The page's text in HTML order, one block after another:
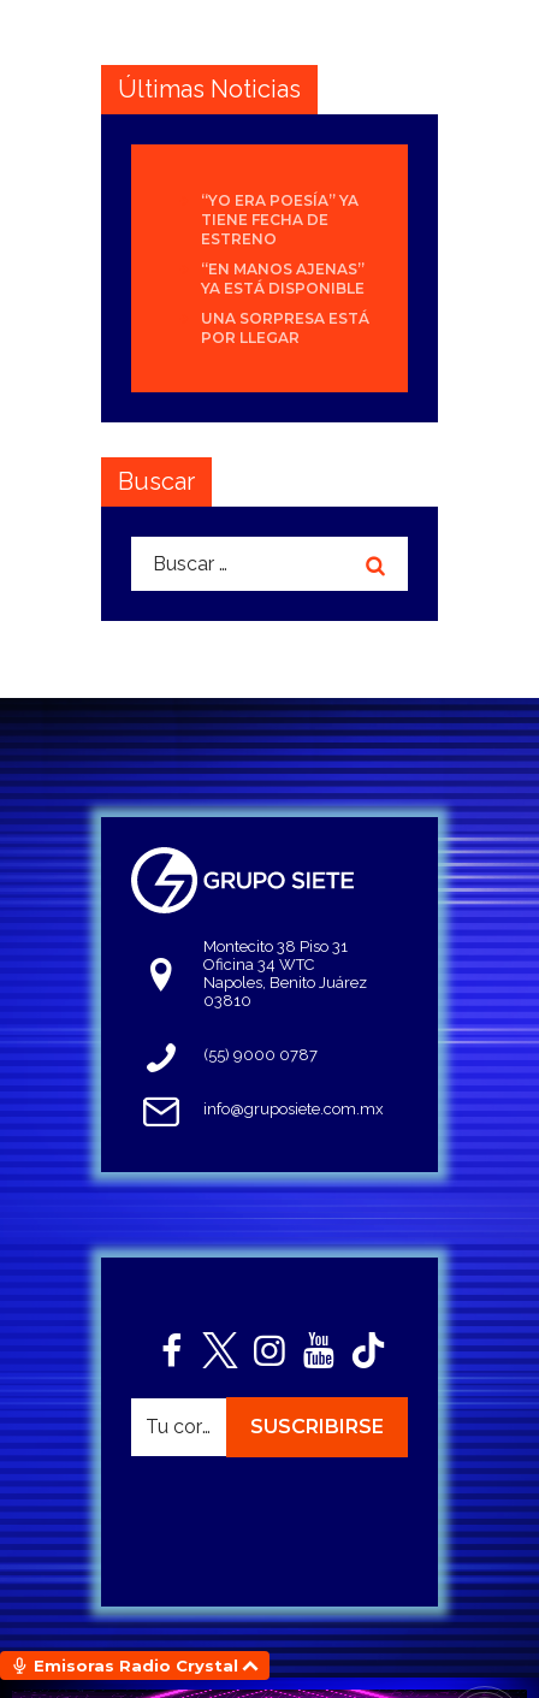
Últimas Noticias
“YO ERA POESÍA” YA
TIENE FECHA DE
ESTRENO
“EN MANOS AJENAS”
YA ESTÁ DISPONIBLE
UNA SORPRESA ESTÁ
POR LLEGAR
Buscar
Buscar:
Montecito 38 Piso 31
Oficina 34 WTC
Napoles, Benito Juárez
03810
(55) 9000 0787
info@gruposiete.com.mx
Emisoras Radio Crystal